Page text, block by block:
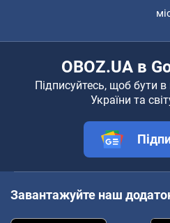
OBOZ.UA в
Підписуйтесь, щоб бути в
України та
Завантажуйте наш